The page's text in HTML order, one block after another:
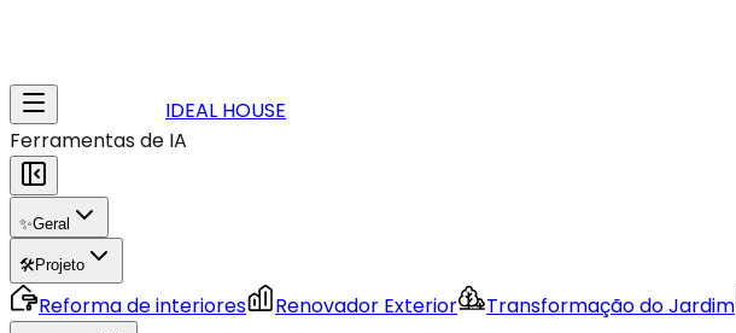
IDEAL HOUSE
Ferramentas de IA
✨Geral
🛠️Projeto
Reforma de interiores Renovador Exterior Transformação do Jardim